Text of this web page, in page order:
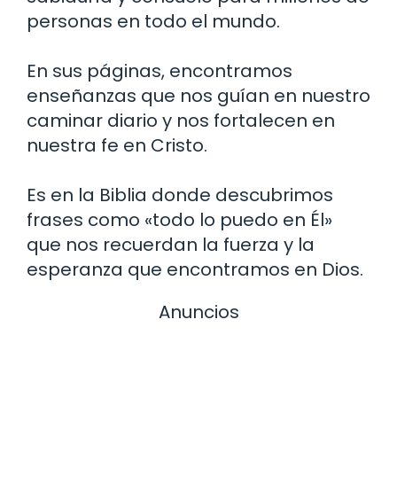
personas en todo el mundo.
En sus páginas, encontramos
enseñanzas que nos guían en nuestro
caminar diario y nos fortalecen en
nuestra fe en Cristo.
Es en la Biblia donde descubrimos
frases como «todo lo puedo en Él»
que nos recuerdan la fuerza y la
esperanza que encontramos en Dios.
Anuncios